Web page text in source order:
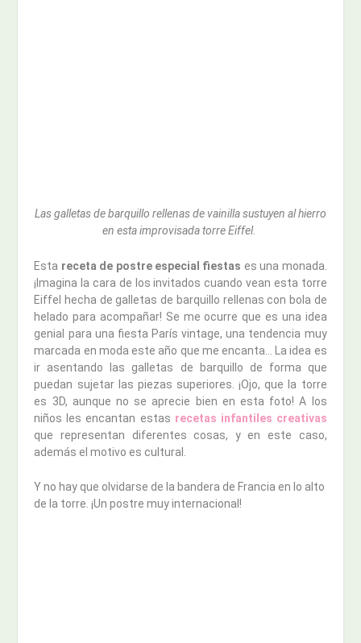
Las galletas de barquillo rellenas de vainilla sustuyen al hierro
en esta improvisada torre Eiffel.
Esta receta de postre especial fiestas es una monada.
¡Imagina la cara de los invitados cuando vean esta torre
Eiffel hecha de galletas de barquillo rellenas con bola de
helado para acompañar! Se me ocurre que es una idea
genial para una fiesta París vintage, una tendencia muy
marcada en moda este año que me encanta… La idea es
ir asentando las galletas de barquillo de forma que
puedan sujetar las piezas superiores. ¡Ojo, que la torre
es 3D, aunque no se aprecie bien en esta foto! A los
niños les encantan estas recetas infantiles creativas
que representan diferentes cosas, y en este caso,
además el motivo es cultural.
Y no hay que olvidarse de la bandera de Francia en lo alto
de la torre. ¡Un postre muy internacional!